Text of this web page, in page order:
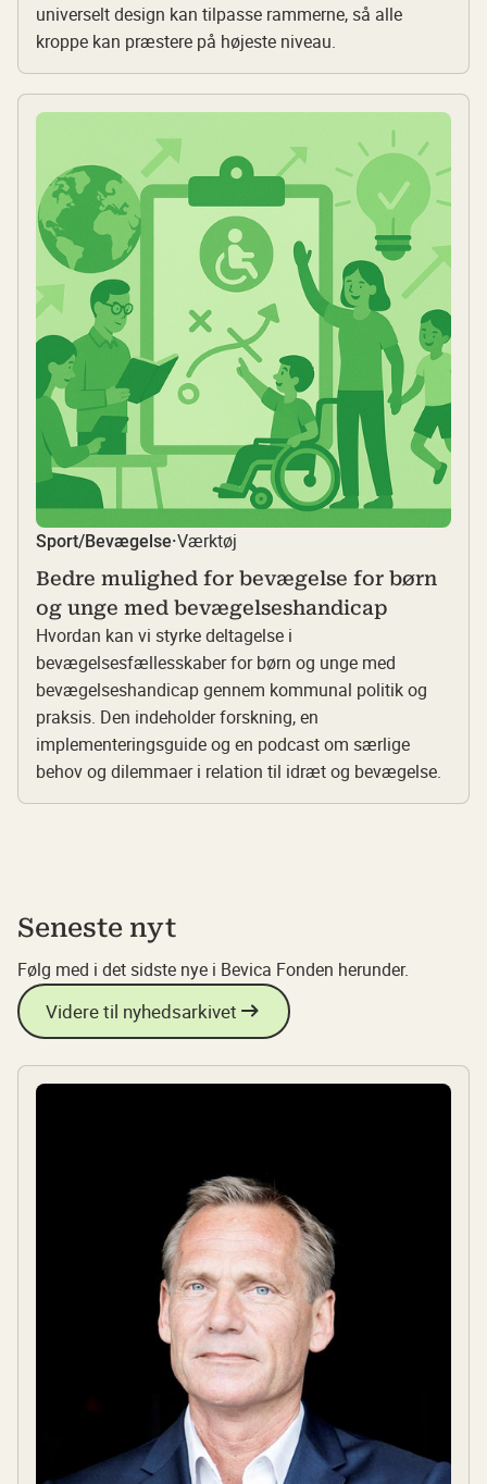
universelt design kan tilpasse rammerne, så alle
kroppe kan præstere på højeste niveau.
Sport/Bevægelse·Værktøj
Bedre mulighed for bevægelse for børn
og unge med bevægelseshandicap
Hvordan kan vi styrke deltagelse i
bevægelsesfællesskaber for børn og unge med
bevægelseshandicap gennem kommunal politik og
praksis. Den indeholder forskning, en
implementeringsguide og en podcast om særlige
behov og dilemmaer i relation til idræt og bevægelse.
Seneste nyt
Følg med i det sidste nye i Bevica Fonden herunder.
Videre til nyhedsarkivet